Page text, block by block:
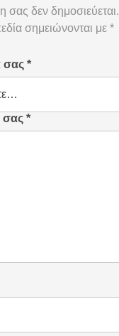
σας δεν δημοσιεύεται.
σημειώνονται με *
σας *
σας *